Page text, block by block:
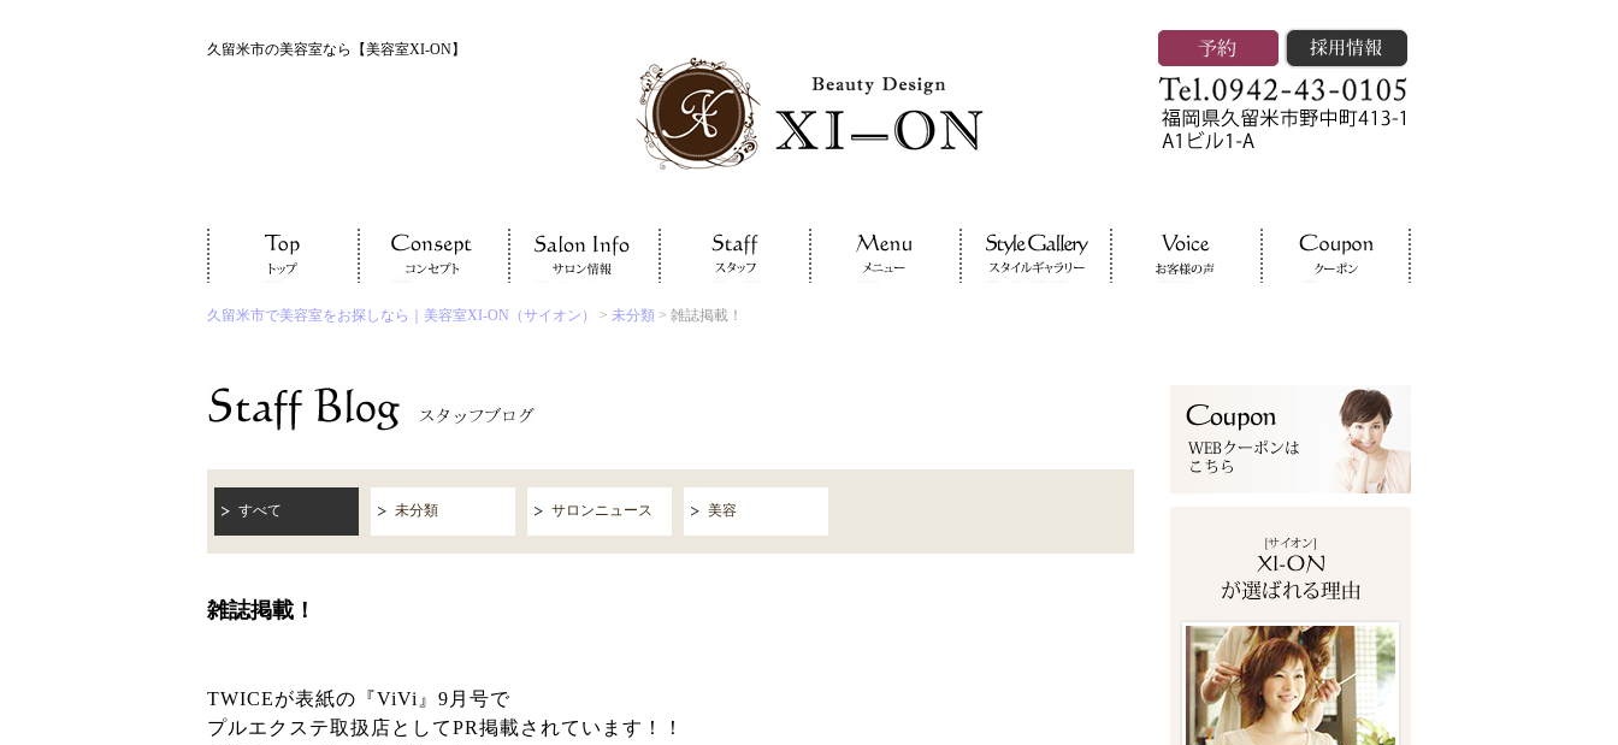
久留米市の美容室なら【美容室XI-ON】
久留米市で美容室をお探しなら｜美容室XI-ON（サイオン） > 未分類 > 雑誌掲載！
すべて 未分類 サロンニュース 美容
雑誌掲載！
TWICEが表紙の『ViVi』9月号で
プルエクステ取扱店としてPR掲載されています！！